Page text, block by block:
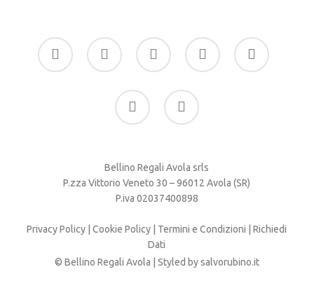
facebook
google-
plus
instagram whatsapp tiktok
phone email
Bellino Regali Avola srls
P.zza Vittorio Veneto 30 – 96012 Avola (SR)
P.iva 02037400898
Privacy Policy |Cookie Policy Termini e Condizioni |Richiedi
Dati
© Bellino Regali Avola | Styled bysalvorubino.it